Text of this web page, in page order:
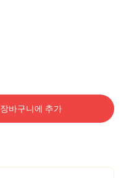
장바구니에 추가